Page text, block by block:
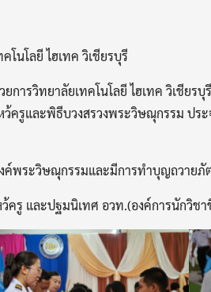
นโลยี ไฮเทค วิเชียรบุรี
ารวิทยาลัยเทคโนโลยี ไฮเทค วิเชียร
ว้ครูและพิธีบวงสรวงพระวิษณุกรรม ปร
งค์พระวิษณุกรรมและมีการทำบุญถวายภั
ว้ครู และปฐมนิเทศ อวท.(องค์การนักวิช